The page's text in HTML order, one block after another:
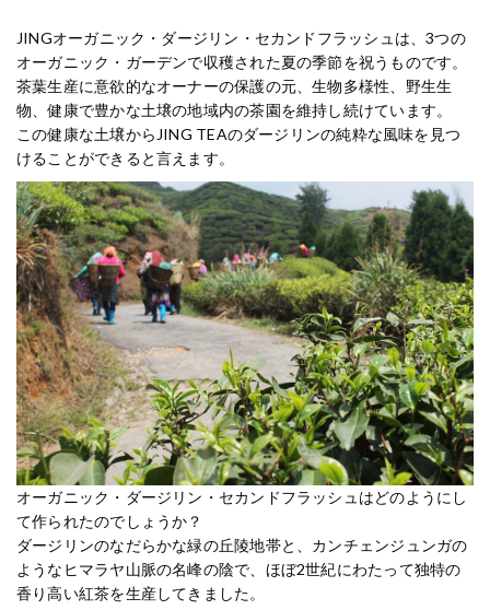
JINGオーガニック・ダージリン・セカンドフラッシュは、3つの
オーガニック・ガーデンで収穫された夏の季節を祝うものです。
茶葉生産に意欲的なオーナーの保護の元、生物多様性、野生生
物、健康で豊かな土壌の地域内の茶園を維持し続けています。
この健康な土壌からJING TEAのダージリンの純粋な風味を見つ
けることができると言えます。
オーガニック・ダージリン・セカンドフラッシュはどのようにし
て作られたのでしょうか？
ダージリンのなだらかな緑の丘陵地帯と、カンチェンジュンガの
ようなヒマラヤ山脈の名峰の陰で、ほぼ2世紀にわたって独特の
香り高い紅茶を生産してきました。